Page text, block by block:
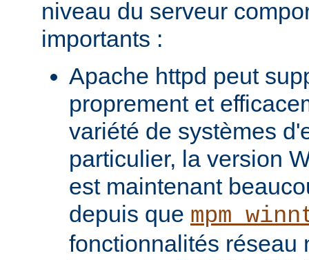
niveau du serveur
importants :
Apache httpd peut
proprement et
variété de systèmes
particulier, la version
est maintenant
depuis que
fonctionnalités réseau